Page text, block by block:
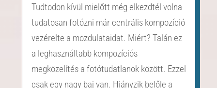
Tudtodon kívül mielőtt még elkezdtél volna
tudatosan fotózni már centrális kompozíció
vezérelte a mozdulataidat. Miért? Talán ez
a leghasználtabb kompozíciós
megközelítés a fotótudatlanok között. Ezzel
csak egy nagy baj van. Hiányzik belőle a